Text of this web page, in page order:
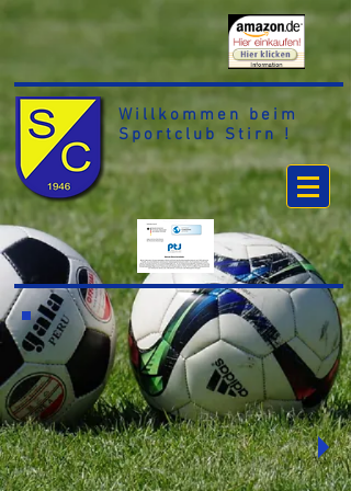
Willkommen beim
Sportclub Stirn !